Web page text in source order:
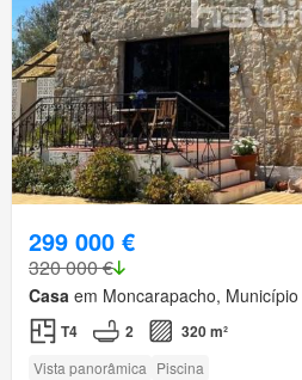
299 000 €
320 000 €
Casa em Moncarapacho,
T4 2 320 m²
Vista panorâmica Piscina